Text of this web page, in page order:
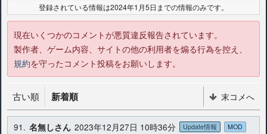
登録されている情報は2024年1月5日までの情報のみです。
現在いくつかのコメントが悪質違反報告されています。
製作者、ゲーム内容、サイトの他の利用者を煽る行為を控え、
規約を守ったコメント投稿をお願いします。
古い順 新着順 末コメへ
91. 名無しさん 2023年12月27日 10時36分 Update情報 MOD